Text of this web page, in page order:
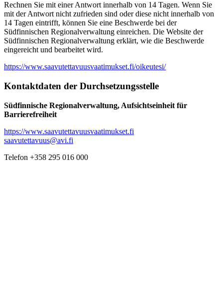
Rechnen Sie mit einer Antwort innerhalb von 14 Tagen. Wenn Sie
mit der Antwort nicht zufrieden sind oder diese nicht innerhalb von
14 Tagen eintrifft, können Sie eine Beschwerde bei der
Südfinnischen Regionalverwaltung einreichen. Die Website der
Südfinnischen Regionalverwaltung erklärt, wie die Beschwerde
eingereicht und bearbeitet wird.
https://www.saavutettavuusvaatimukset.fi/oikeutesi/
Kontaktdaten der Durchsetzungsstelle
Südfinnische Regionalverwaltung, Aufsichtseinheit für
Barrierefreiheit
https://www.saavutettavuusvaatimukset.fi
saavutettavuus@avi.fi
Telefon +358 295 016 000